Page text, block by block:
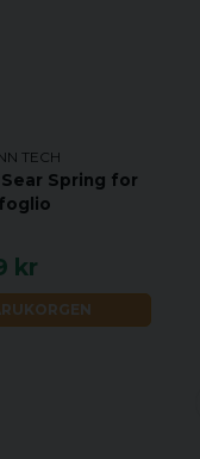
TECH
Spring for
kr